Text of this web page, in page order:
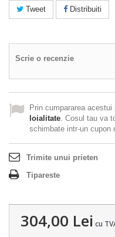
Tweet Distribuiti
Scrie o recenzie
Prin cumpararea
loialitate. Cosul tau va
schimbate intr-un cupon
Trimite unui prieten
Tipareste
304,00 Lei cu